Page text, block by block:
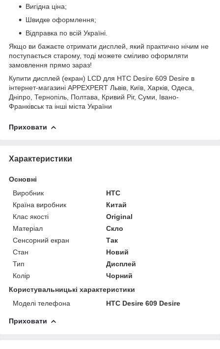
Вигідна ціна;
Швидке оформлення;
Відправка по всій Україні.
Якщо ви бажаєте отримати дисплей, який практично нічим не
поступається старому, тоді можете сміливо оформляти
замовлення прямо зараз!
Купити дисплей (екран) LCD для HTC Desire 609 Desire в
інтернет-магазині APPEXPERT Львів, Київ, Харків, Одеса,
Дніпро, Тернопіль, Полтава, Кривий Ріг, Суми, Івано-
Франківськ та інші міста України
Приховати
Характеристики
Основні
Виробник
HTC
Країна виробник
Китай
Клас якості
Original
Матеріал
Скло
Сенсорний екран
Так
Стан
Новий
Тип
Дисплей
Колір
Чорний
Користувальницькі характеристики
Моделі телефона
HTC Desire 609 Desire
Приховати